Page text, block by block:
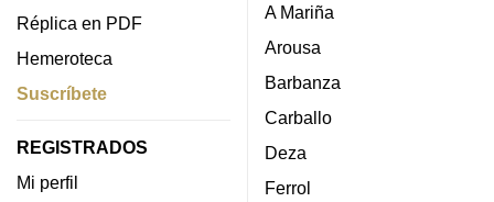
Réplica en PDF
Hemeroteca
Suscríbete
REGISTRADOS
Mi perfil
A Mariña
Arousa
Barbanza
Carballo
Deza
Ferrol